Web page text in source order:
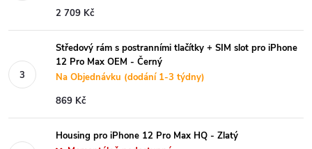
2 709 Kč
Středový rám s postranními tlačítky + SIM slot pro iPhone
12 Pro Max OEM - Černý
Na Objednávku (dodání 1-3 týdny)
869 Kč
Housing pro iPhone 12 Pro Max HQ - Zlatý